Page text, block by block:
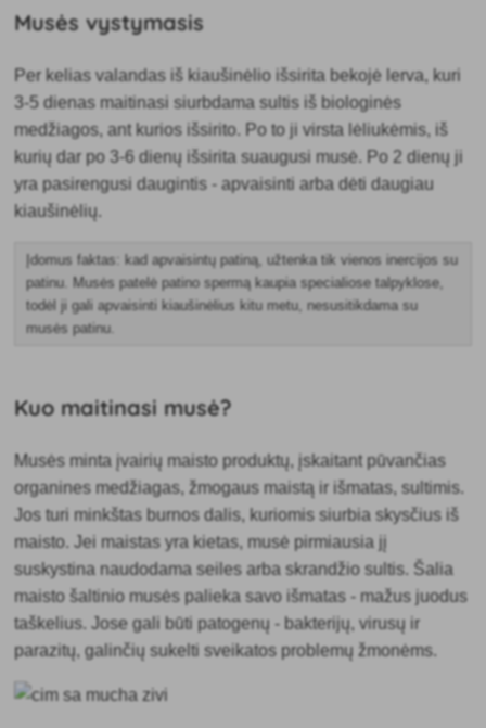
Musės vystymasis
Per kelias valandas iš kiaušinėlio išsirita bekojė lerva, kuri
3-5 dienas maitinasi siurbdama sultis iš biologinės
medžiagos, ant kurios išsirito. Po to ji virsta lėliukėmis, iš
kurių dar po 3-6 dienų išsirita suaugusi musė. Po 2 dienų ji
yra pasirengusi daugintis - apvaisinti arba dėti daugiau
kiaušinėlių.
Įdomus faktas: kad apvaisintų patiną, užtenka tik vienos inercijos su
patinu. Musės patelė patino spermą kaupia specialiose talpyklose,
todėl ji gali apvaisinti kiaušinėlius kitu metu, nesusitikdama su
musės patinu.
Kuo maitinasi musė?
Musės minta įvairių maisto produktų, įskaitant pūvančias
organines medžiagas, žmogaus maistą ir išmatas, sultimis.
Jos turi minkštas burnos dalis, kuriomis siurbia skysčius iš
maisto. Jei maistas yra kietas, musė pirmiausia jį
suskystina naudodama seiles arba skrandžio sultis. Šalia
maisto šaltinio musės palieka savo išmatas - mažus juodus
taškelius. Jose gali būti patogenų - bakterijų, virusų ir
parazitų, galinčių sukelti sveikatos problemų žmonėms.